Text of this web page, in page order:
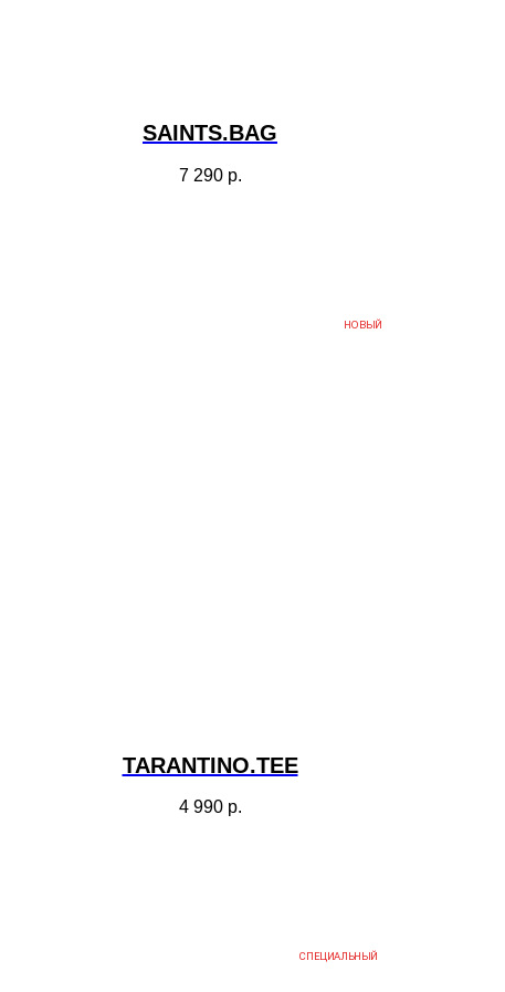
SAINTS.BAG
7 290 р.
НОВЫЙ
TARANTINO.TEE
4 990 р.
СПЕЦИАЛЬНЫЙ